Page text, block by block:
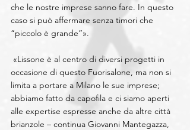
che le nostre imprese sanno fare. In questo
caso si può affermare senza timori che
“piccolo è grande”».
occasione di questo Fuorisalone, ma non si
limita a portare a Milano le sue imprese;
abbiamo fatto da capofila e ci siamo aperti
alle expertise espresse anche da altre città
brianzole – continua Giovanni Mantegazza,